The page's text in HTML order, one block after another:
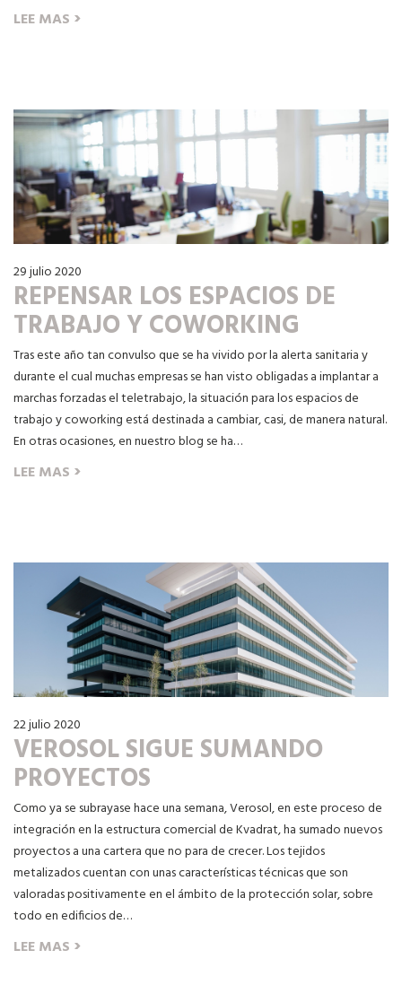
LEE MAS ›
29 julio 2020
REPENSAR LOS ESPACIOS DE
TRABAJO Y COWORKING
Tras este año tan convulso que se ha vivido por la alerta sanitaria y
durante el cual muchas empresas se han visto obligadas a implantar a
marchas forzadas el teletrabajo, la situación para los espacios de
trabajo y coworking está destinada a cambiar, casi, de manera natural.
En otras ocasiones, en nuestro blog se ha…
LEE MAS ›
22 julio 2020
VEROSOL SIGUE SUMANDO
PROYECTOS
Como ya se subrayase hace una semana, Verosol, en este proceso de
integración en la estructura comercial de Kvadrat, ha sumado nuevos
proyectos a una cartera que no para de crecer. Los tejidos
metalizados cuentan con unas características técnicas que son
valoradas positivamente en el ámbito de la protección solar, sobre
todo en edificios de…
LEE MAS ›